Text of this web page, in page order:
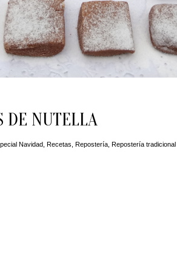
DE NUTELLA
Navidad Recetas Repostería Repostería tradicional